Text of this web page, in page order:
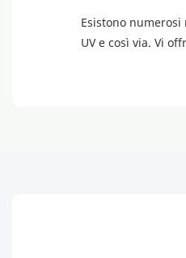
Esistono
UV e così via. Vi